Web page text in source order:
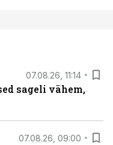
07.08.26, 11:14
sageli vähem,
07.08.26, 09:00